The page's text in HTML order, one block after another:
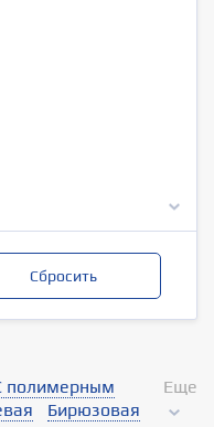
полимерным
Бирюзовая
Еще